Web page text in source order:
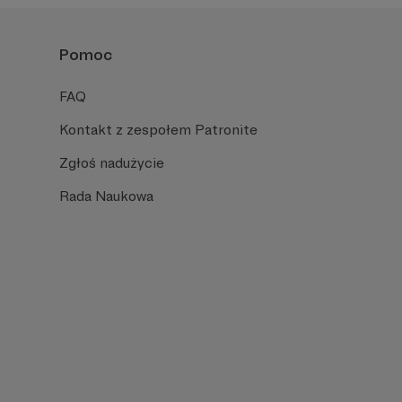
Pomoc
FAQ
Kontakt z zespołem Patronite
Zgłoś nadużycie
Rada Naukowa